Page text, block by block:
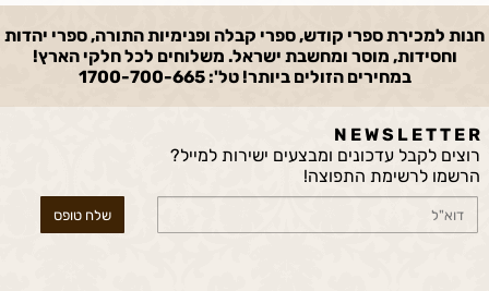
חנות למכירת ספרי קודש, ספרי קבלה ופנימיות התורה, ספרי יהדות
וחסידות, מוסר ומחשבת ישראל. משלוחים לכל חלקי הארץ!
במחירים הזולים ביותר! טל': 1700-700-665
N E W S L E T T E R
רוצים לקבל עדכונים ומבצעים ישירות למייל?
הרשמו לרשימת התפוצה!